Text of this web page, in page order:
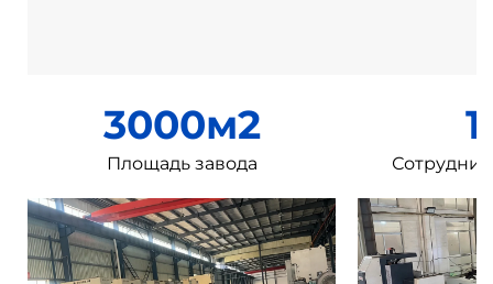
3000м2
Площадь завода